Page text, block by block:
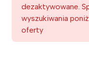
dezaktywowane.
wyszukiwania
oferty